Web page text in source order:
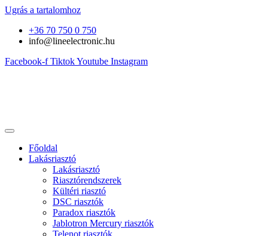
Ugrás a tartalomhoz
+36 70 750 0 750
info@lineelectronic.hu
Facebook-f TiktokYoutube Instagram
Főoldal
Lakásriasztó
Lakásriasztó
Riasztórendszerek
Kültéri riasztó
DSC riasztók
Paradox riasztók
Jablotron Mercury riasztók
Telenot riasztók